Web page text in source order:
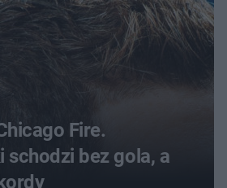
Fire.
schodzi bez gola, a